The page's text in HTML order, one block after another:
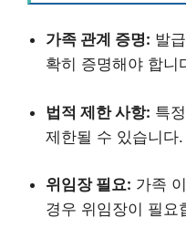
가족 관계 증명: 발
확히 증명해야 합니
법적 제한 사항: 특
제한될 수 있습니다.
위임장 필요: 가족
경우 위임장이 필요